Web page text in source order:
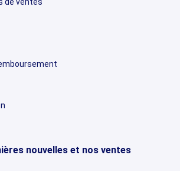
nouvelles et nos ventes